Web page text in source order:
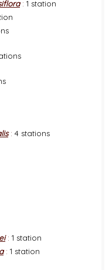
: 1 station
: 4 stations
: 1 station
: 1 station